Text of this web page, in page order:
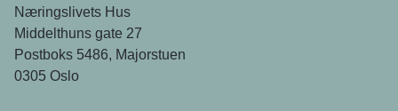
Næringslivets Hus
Middelthuns gate 27
Postboks 5486, Majorstuen
0305 Oslo